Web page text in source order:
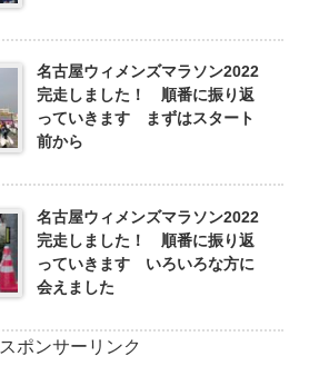
名古屋ウィメンズマラソン2022
完走しました！ 順番に振り返
っていきます まずはスタート
前から
名古屋ウィメンズマラソン2022
完走しました！ 順番に振り返
っていきます いろいろな方に
会えました
スポンサーリンク